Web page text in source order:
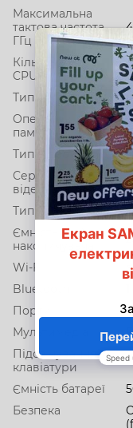
Максимальна
тактова частота,
ГГц
Кількість ядер
CPU
4
Тип ОЗП
Оперативна
пам'ять
Тип відеокарти
Серія
відеокарти
Тип ПЗП
Ємність SSD
накопичувача
Wi-Fi
Bluetooth
Порти
Мультимедіа
Підсвічування
клавіатури
Ємність батареї
Безпека